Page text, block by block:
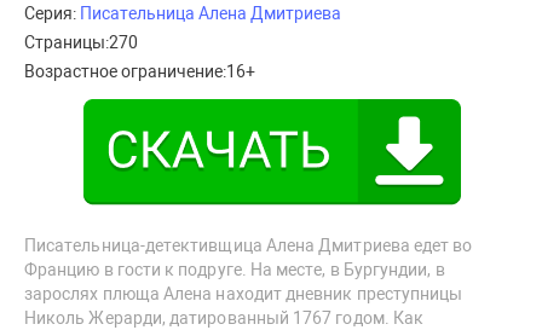
Серия: Писательница Алена Дмитриева
Страницы:270
Возрастное ограничение:16+
Писательница-детективщица Алена Дмитриева едет во
Францию в гости к подруге. На месте, в Бургундии, в
зарослях плюща Алена находит дневник преступницы
Николь Жерарди, датированный 1767 годом. Как